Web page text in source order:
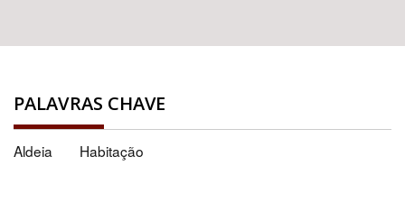
PALAVRAS CHAVE
Aldeia Habitação